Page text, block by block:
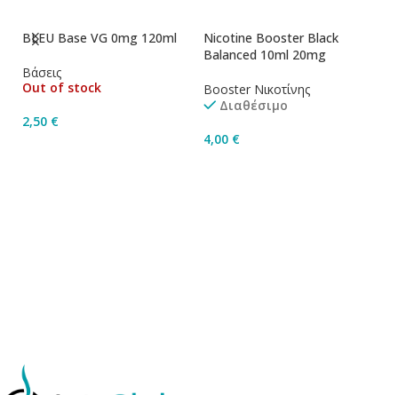
BLEU Base VG 0mg 120ml
Βάσεις
Out of stock
2,50 €
Nicotine Booster Black
Balanced 10ml 20mg
Booster Νικοτίνης
Διαθέσιμο
4,00 €